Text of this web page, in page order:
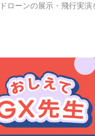
ローンの展示・飛行実演